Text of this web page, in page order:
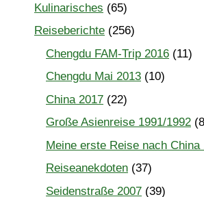
Kulinarisches (65)
Reiseberichte (256)
Chengdu FAM-Trip 2016 (11)
Chengdu Mai 2013 (10)
China 2017 (22)
Große Asienreise 1991/1992
Meine erste Reise nach China
Reiseanekdoten (37)
Seidenstraße 2007 (39)